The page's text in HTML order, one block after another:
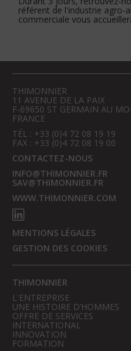
référent de l'industrie agro-
commerciale vous
THIMONNIER
11 AVENUE DE LA PAIX
F-69650 ST GERMAIN AU
FRANCE
TÉL : +33 (0)4 72 08 19 19
FAX : +33 (0)4 72 08 19 00
CONTACTEZ-NOUS
INFO@THIMONNIER.FR
SAV@THIMONNIER.FR
WWW.THIMONNIER.COM
MENTIONS LÉGALES
GESTION DES COOKIES
THIMONNIER
L'ENTREPRISE
UNE HISTOIRE D’HOMMES
OFFRE DE SERVICES
INTERNATIONAL
INNOVATION
FORMATION